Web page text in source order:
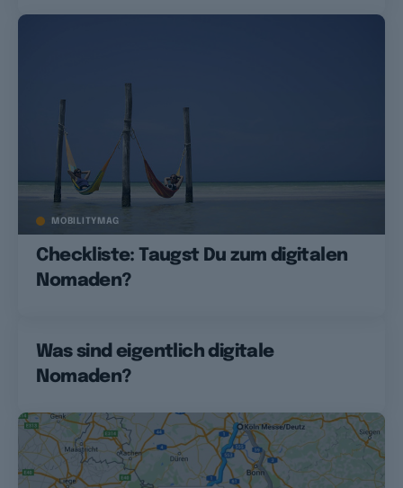
MOBILITYMAG
Checkliste: Taugst Du zum digitalen
Nomaden?
Was sind eigentlich digitale
Nomaden?